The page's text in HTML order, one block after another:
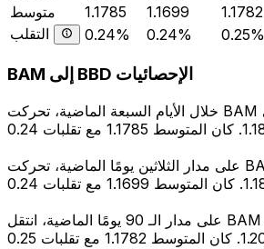
متوسط
1.1785 1.1699
1.1782
التقلب
0.24% 0.24% 0.25%
BAM إلى BBD الإحصائيات
خلال الأيام السبعة الماضية، تحركت BAM إلى BBD بين 1.1726 و
على مدار الثلاثين يومًا الماضية، تحركت BAM إلى BBD بين
على مدار الـ 90 يومًا الماضية، انتقل BAM إلى BBD بين 1.1610